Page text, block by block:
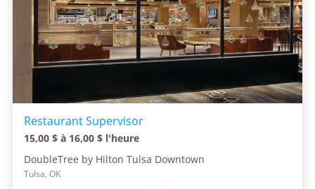
Restaurant Supervisor
15,00 $ à 16,00 $ l'heure
DoubleTree by Hilton Tulsa Downtown
Tulsa, OK